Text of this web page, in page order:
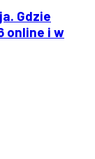
Gdzie
online i w